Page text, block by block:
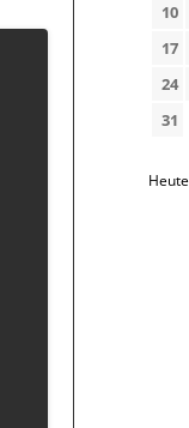
10
17
24
31